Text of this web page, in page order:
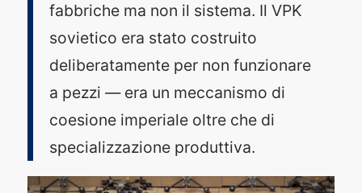
fabbriche ma non il sistema. Il VPK
sovietico era stato costruito
deliberatamente per non funzionare
a pezzi — era un meccanismo di
coesione imperiale oltre che di
specializzazione produttiva.